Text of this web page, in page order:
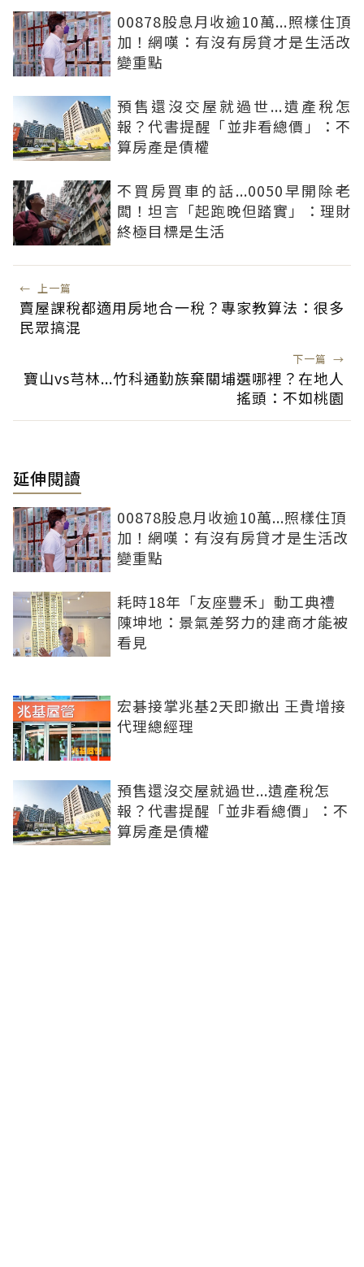
00878股息月收逾10萬...照樣住頂
加！網嘆：有沒有房貸才是生活改
變重點
預售還沒交屋就過世...遺產稅怎
報？代書提醒「並非看總價」：不
算房產是債權
不買房買車的話...0050早開除老
闆！坦言「起跑晚但踏實」：理財
終極目標是生活
← 上一篇
賣屋課稅都適用房地合一稅？專家教算法：很多
民眾搞混
下一篇 →
寶山vs芎林...竹科通勤族棄關埔選哪裡？在地人
搖頭：不如桃園
延伸閱讀
00878股息月收逾10萬...照樣住頂
加！網嘆：有沒有房貸才是生活改
變重點
耗時18年「友座豐禾」動工典禮
陳坤地：景氣差努力的建商才能被
看見
宏碁接掌兆基2天即撤出 王貴增接
代理總經理
預售還沒交屋就過世...遺產稅怎
報？代書提醒「並非看總價」：不
算房產是債權